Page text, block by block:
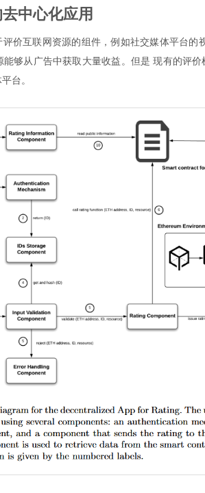
中心化应用
价互联网资源的组件，例如社交媒体平台的
够从广告中获取大量收益。但是 现有的评
台。